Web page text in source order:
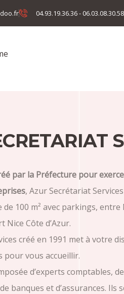
04.93.19.36.36 - 06.03.08.30.58
par la Préfecture pour
, Azur Secrétariat
100 m² avec parkings, entre
Nice Côte d’Azur.
créé en 1991 met à votre
vous accueillir.
d’experts comptables,
banques et d’assurances.